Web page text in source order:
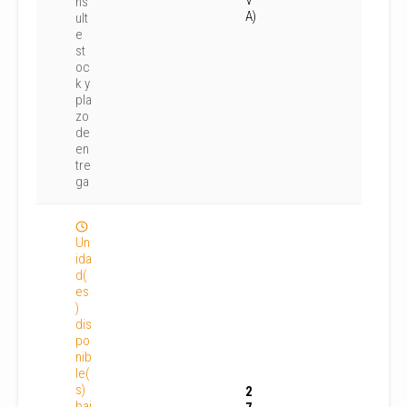
ult
e
st
oc
k y
pla
zo
de
en
tre
ga
A)
Un
ida
d(
es
)
dis
po
nib
le(
s)
2